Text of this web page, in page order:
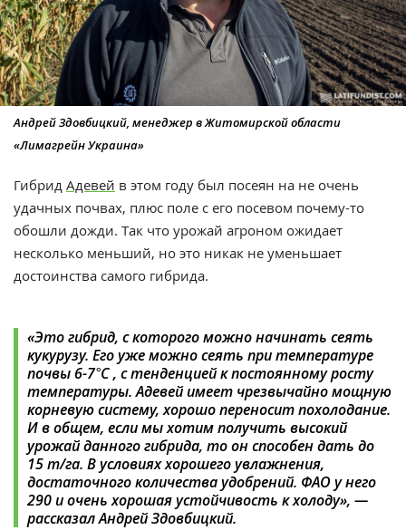
Андрей Здовбицкий, менеджер в Житомирской области
«Лимагрейн Украина»
Гибрид Адевей в этом году был посеян на не очень
удачных почвах, плюс поле с его посевом почему-то
обошли дожди. Так что урожай агроном ожидает
несколько меньший, но это никак не уменьшает
достоинства самого гибрида.
«Это гибрид, с которого можно начинать сеять
кукурузу. Его уже можно сеять при температуре
почвы 6-7°С , с тенденцией к постоянному росту
температуры. Адевей имеет чрезвычайно мощную
корневую систему, хорошо переносит похолодание.
И в общем, если мы хотим получить высокий
урожай данного гибрида, то он способен дать до
15 т/га. В условиях хорошего увлажнения,
достаточного количества удобрений. ФАО у него
290 и очень хорошая устойчивость к холоду», —
рассказал Андрей Здовбицкий.